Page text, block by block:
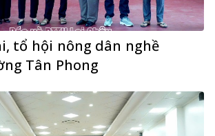
tổ hội nông dân nghề
Tân Phong